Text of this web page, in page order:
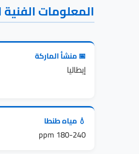
المعلومات
📅 منشأ الماركة
إيطاليا
💧 مياه طنطا
180-240 ppm